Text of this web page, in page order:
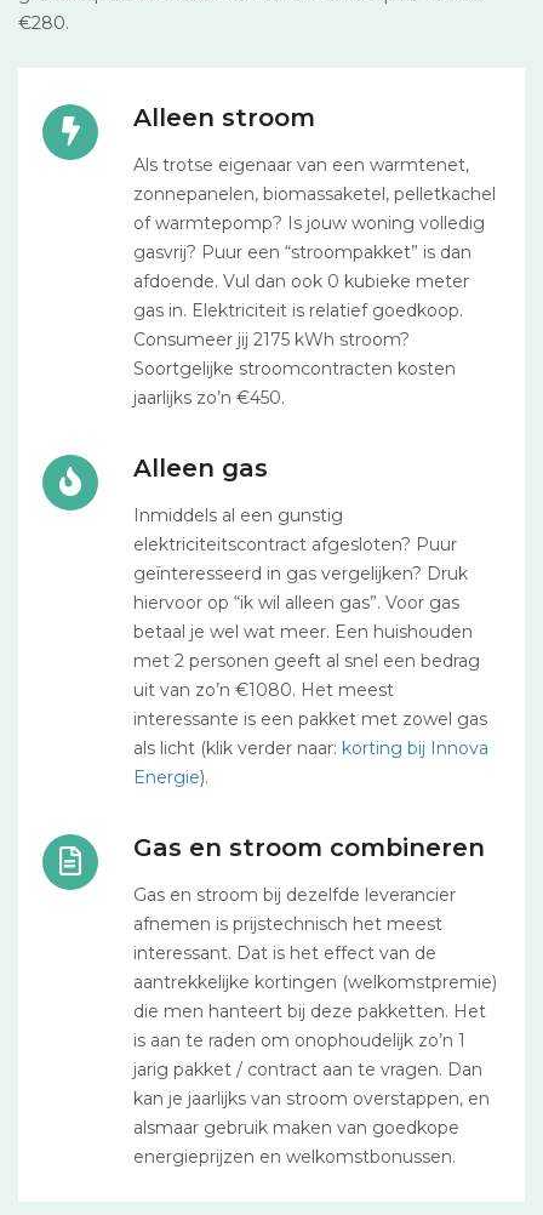
€280.
Alleen stroom
Als trotse eigenaar van een warmtenet,
zonnepanelen, biomassaketel, pelletkachel
of warmtepomp? Is jouw woning volledig
gasvrij? Puur een “stroompakket” is dan
afdoende. Vul dan ook 0 kubieke meter
gas in. Elektriciteit is relatief goedkoop.
Consumeer jij 2175 kWh stroom?
Soortgelijke stroomcontracten kosten
jaarlijks zo’n €450.
Alleen gas
Inmiddels al een gunstig
elektriciteitscontract afgesloten? Puur
geïnteresseerd in gas vergelijken? Druk
hiervoor op “ik wil alleen gas”. Voor gas
betaal je wel wat meer. Een huishouden
met 2 personen geeft al snel een bedrag
uit van zo’n €1080. Het meest
interessante is een pakket met zowel gas
als licht (klik verder naar: korting bij Innova
Energie).
Gas en stroom combineren
Gas en stroom bij dezelfde leverancier
afnemen is prijstechnisch het meest
interessant. Dat is het effect van de
aantrekkelijke kortingen (welkomstpremie)
die men hanteert bij deze pakketten. Het
is aan te raden om onophoudelijk zo’n 1
jarig pakket / contract aan te vragen. Dan
kan je jaarlijks van stroom overstappen, en
alsmaar gebruik maken van goedkope
energieprijzen en welkomstbonussen.